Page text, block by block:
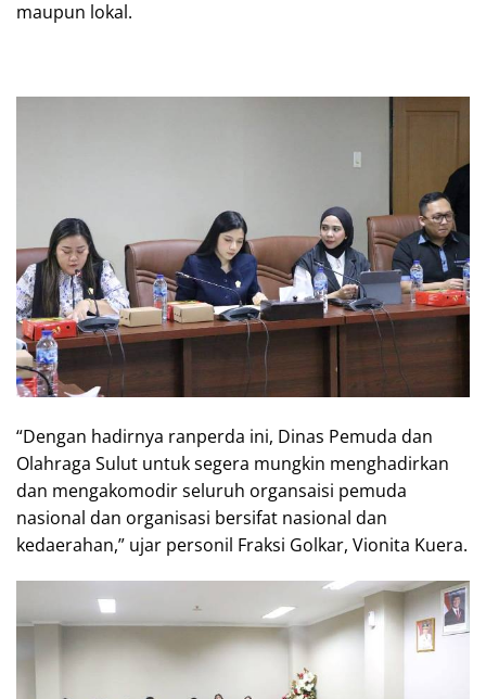
maupun lokal.
“Dengan hadirnya ranperda ini, Dinas Pemuda dan
Olahraga Sulut untuk segera mungkin menghadirkan
dan mengakomodir seluruh organsaisi pemuda
nasional dan organisasi bersifat nasional dan
kedaerahan,” ujar personil Fraksi Golkar, Vionita Kuera.